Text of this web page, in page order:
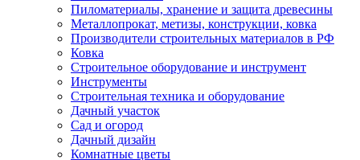
Пиломатериалы, хранение и защита древесины
Металлопрокат, метизы, конструкции, ковка
Производители строительных материалов в РФ
Ковка
Строительное оборудование и инструмент
Инструменты
Строительная техника и оборудование
Дачный участок
Сад и огород
Дачный дизайн
Комнатные цветы